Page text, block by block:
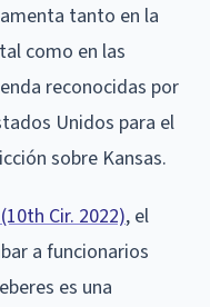
tanto en la
como en las
reconocidas por
Unidos para el
sobre Kansas.
Cir. 2022), el
a funcionarios
es una